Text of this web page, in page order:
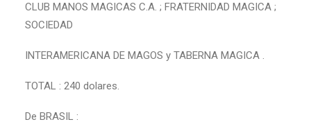
CLUB MANOS MAGICAS C.A. ; FRATERNIDAD MAGICA ;
SOCIEDAD
INTERAMERICANA DE MAGOS y TABERNA MAGICA .
TOTAL : 240 dolares.
De BRASIL :